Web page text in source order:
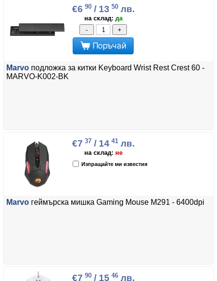
€6 90/ 13 50лв.
на склад: да
-
+
Поръчай
Marvo подложка за китки Keyboard Wrist Rest Crest 60 -
MARVO-K002-BK
€7 37 / 14 41лв.
на склад: не
Изпращайте ми известия
Marvo геймърска мишка Gaming Mouse M291 - 6400dpi
€7 90/ 15 46лв.